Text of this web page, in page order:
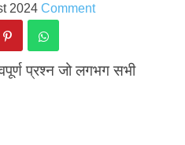
2024 Comment
प्रश्न जो लगभग सभी